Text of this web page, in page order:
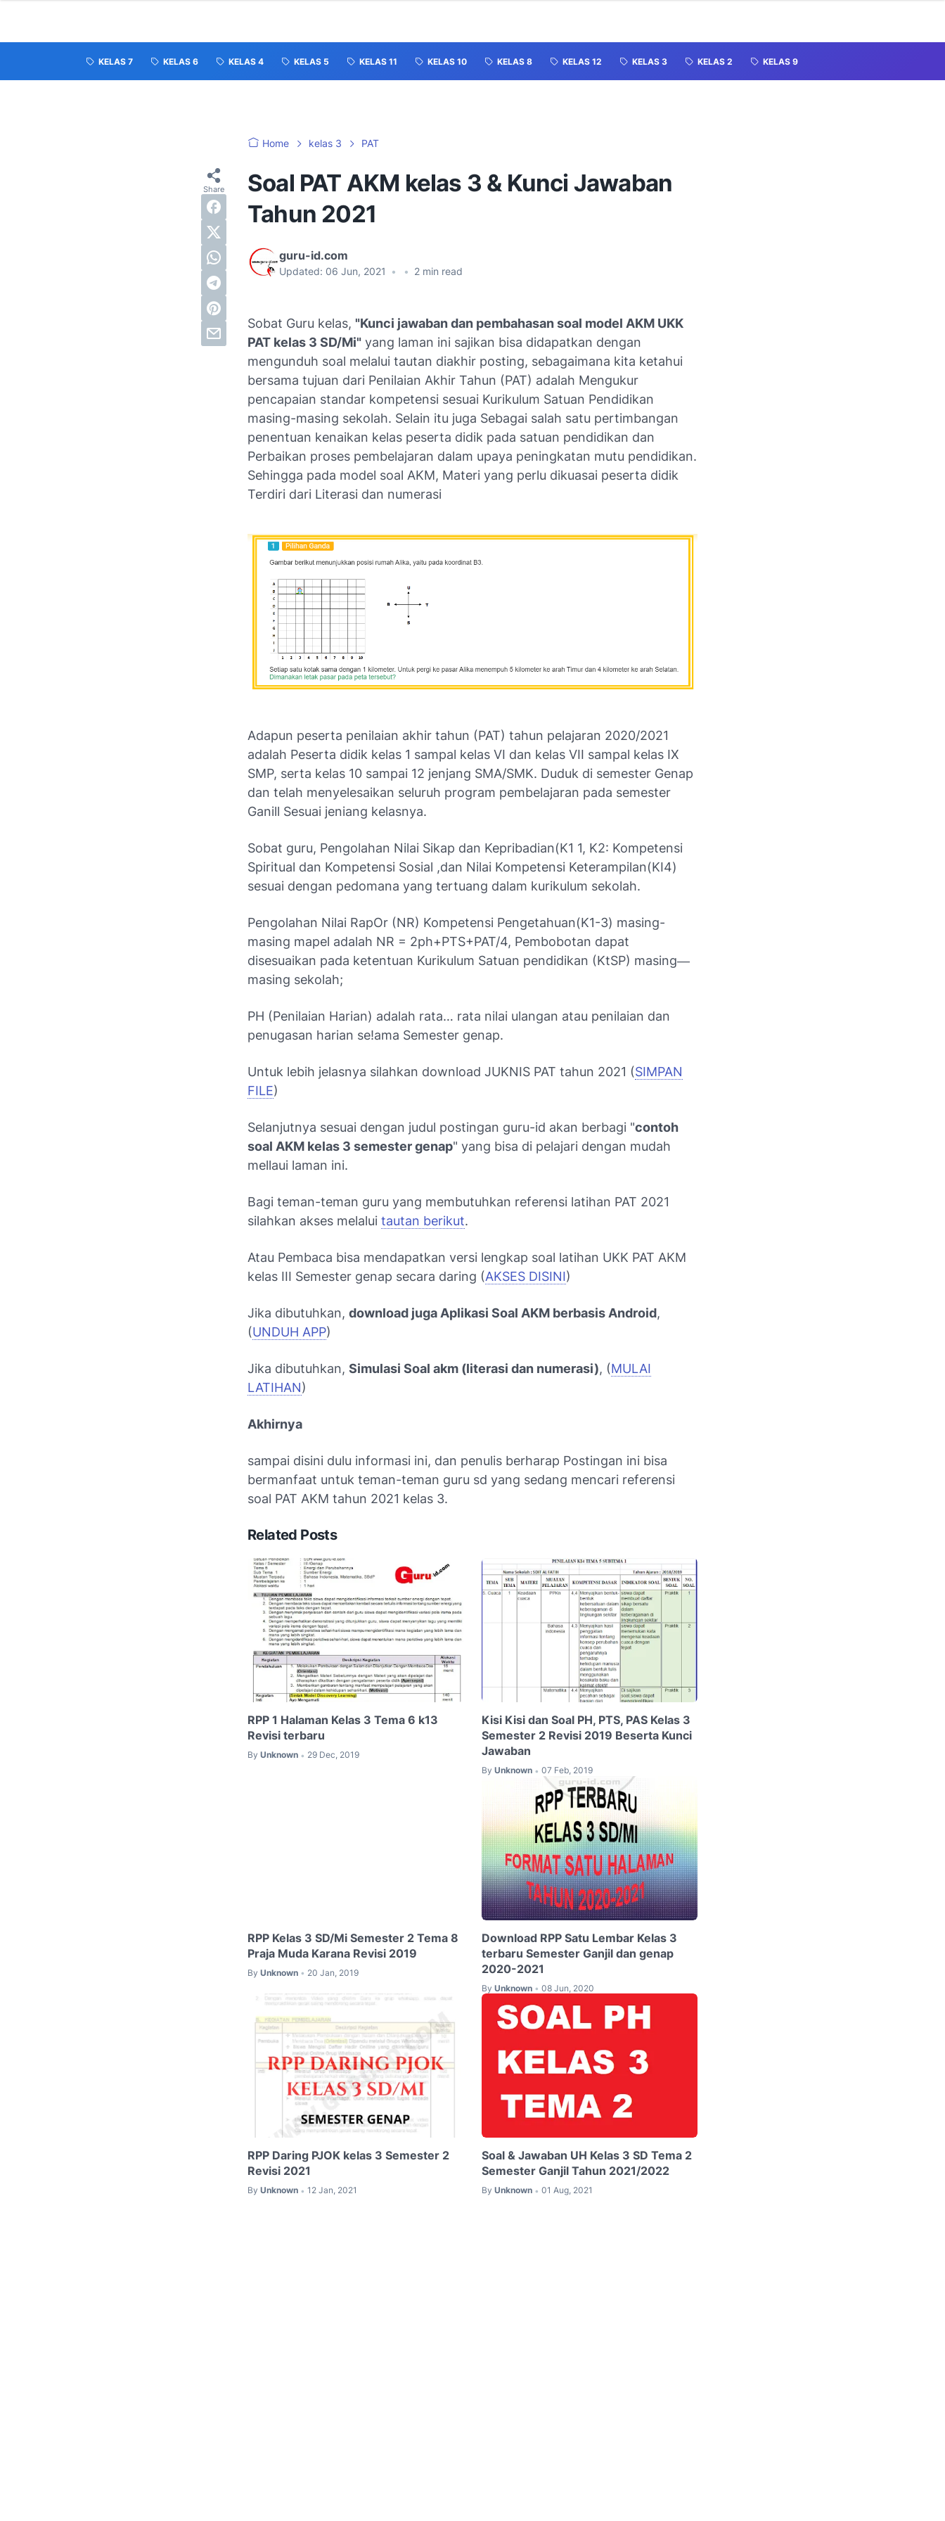
KELAS 7 KELAS 6 KELAS 4 KELAS 5 KELAS 11 KELAS 10 KELAS 8 KELAS 12 KELAS 3 KELAS 2 KELAS 9
Home kelas 3 PAT
Soal PAT AKM kelas 3 & Kunci Jawaban
Tahun 2021
guru-id.com
Updated: 06 Jun, 2021 • • 2 min read
Sobat Guru kelas, "Kunci jawaban dan pembahasan soal model AKM UKK
PAT kelas 3 SD/Mi" yang laman ini sajikan bisa didapatkan dengan
mengunduh soal melalui tautan diakhir posting, sebagaimana kita ketahui
bersama tujuan dari Penilaian Akhir Tahun (PAT) adalah Mengukur
pencapaian standar kompetensi sesuai Kurikulum Satuan Pendidikan
masing-masing sekolah. Selain itu juga Sebagai salah satu pertimbangan
penentuan kenaikan kelas peserta didik pada satuan pendidikan dan
Perbaikan proses pembelajaran dalam upaya peningkatan mutu pendidikan.
Sehingga pada model soal AKM, Materi yang perlu dikuasai peserta didik
Terdiri dari Literasi dan numerasi
Adapun peserta penilaian akhir tahun (PAT) tahun pelajaran 2020/2021
adalah Peserta didik kelas 1 sampal kelas VI dan kelas VII sampal kelas IX
SMP, serta kelas 10 sampai 12 jenjang SMA/SMK. Duduk di semester Genap
dan telah menyelesaikan seluruh program pembelajaran pada semester
Ganill Sesuai jeniang kelasnya.
Sobat guru, Pengolahan Nilai Sikap dan Kepribadian(K1 1, K2: Kompetensi
Spiritual dan Kompetensi Sosial ,dan Nilai Kompetensi Keterampilan(KI4)
sesuai dengan pedomana yang tertuang dalam kurikulum sekolah.
Pengolahan Nilai RapOr (NR) Kompetensi Pengetahuan(K1-3) masing-
masing mapel adalah NR = 2ph+PTS+PAT/4, Pembobotan dapat
disesuaikan pada ketentuan Kurikulum Satuan pendidikan (KtSP) masing―
masing sekolah;
PH (Penilaian Harian) adalah rata… rata nilai ulangan atau penilaian dan
penugasan harian se!ama Semester genap.
Untuk lebih jelasnya silahkan download JUKNIS PAT tahun 2021 (SIMPAN
FILE)
Selanjutnya sesuai dengan judul postingan guru-id akan berbagi "contoh
soal AKM kelas 3 semester genap" yang bisa di pelajari dengan mudah
mellaui laman ini.
Bagi teman-teman guru yang membutuhkan referensi latihan PAT 2021
silahkan akses melalui tautan berikut.
Atau Pembaca bisa mendapatkan versi lengkap soal latihan UKK PAT AKM
kelas III Semester genap secara daring (AKSES DISINI)
Jika dibutuhkan, download juga Aplikasi Soal AKM berbasis Android,
(UNDUH APP)
Jika dibutuhkan, Simulasi Soal akm (literasi dan numerasi), (MULAI
LATIHAN)
Akhirnya
sampai disini dulu informasi ini, dan penulis berharap Postingan ini bisa
bermanfaat untuk teman-teman guru sd yang sedang mencari referensi
soal PAT AKM tahun 2021 kelas 3.
Related Posts
RPP 1 Halaman Kelas 3 Tema 6 k13
Revisi terbaru
By Unknown • 29 Dec, 2019
Kisi Kisi dan Soal PH, PTS, PAS Kelas 3
Semester 2 Revisi 2019 Beserta Kunci
Jawaban
By Unknown • 07 Feb, 2019
RPP Kelas 3 SD/Mi Semester 2 Tema 8
Praja Muda Karana Revisi 2019
By Unknown • 20 Jan, 2019
Download RPP Satu Lembar Kelas 3
terbaru Semester Ganjil dan genap
2020-2021
By Unknown • 08 Jun, 2020
RPP Daring PJOK kelas 3 Semester 2
Revisi 2021
By Unknown • 12 Jan, 2021
Soal & Jawaban UH Kelas 3 SD Tema 2
Semester Ganjil Tahun 2021/2022
By Unknown • 01 Aug, 2021